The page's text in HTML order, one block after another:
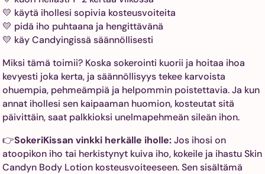
💛 käytä ihollesi sopivia kosteusvoiteita
💛 pidä iho puhtaana ja hengittävänä
💛 käy Candyingissä säännöllisesti
Miksi tämä toimii? Koska sokerointi kuorii ja hoitaa ihoa
kevyesti joka kerta, ja säännöllisyys tekee karvoista
ohuempia, pehmeämpiä ja helpommin poistettavia. Ja kun
annat ihollesi sen kaipaaman huomion, kosteutat sitä
päivittäin, saat palkkioksi unelmapehmeän sileän ihon.
👉SokeriKissan vinkki herkälle iholle:Jos ihosi on
atoopikon iho tai herkistynyt kuiva iho, kokeile ja ihastu Skin
Candyn Body Lotion kosteusvoiteeseen. Sen sisältämä